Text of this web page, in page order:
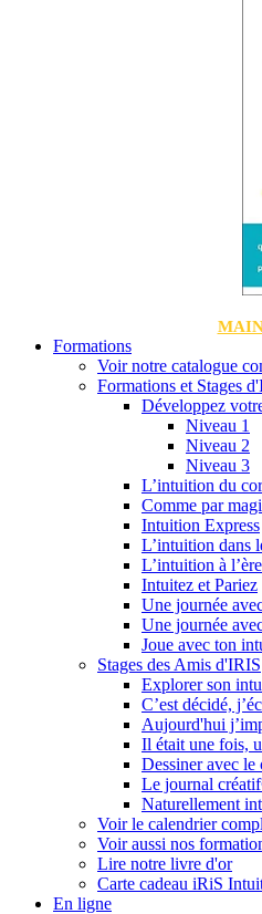
Formations
Voir notre catalogue
Formations et Stages
Développez
Niveau 1
Niveau 2
Niveau 3
L’intuition du
Comme par
Intuition Express
L’intuition dans
L’intuition à
Intuitez et Pariez
Une journée
Une journée
Joue avec ton
Stages des Amis d'IRIS
Explorer son
C’est décidé,
Aujourd'hui
Il était une fois,
Dessiner avec le
Le journal
Naturellement
Voir le calendrier
Voir aussi nos
Lire notre livre d'or
Carte cadeau iRiS
En ligne